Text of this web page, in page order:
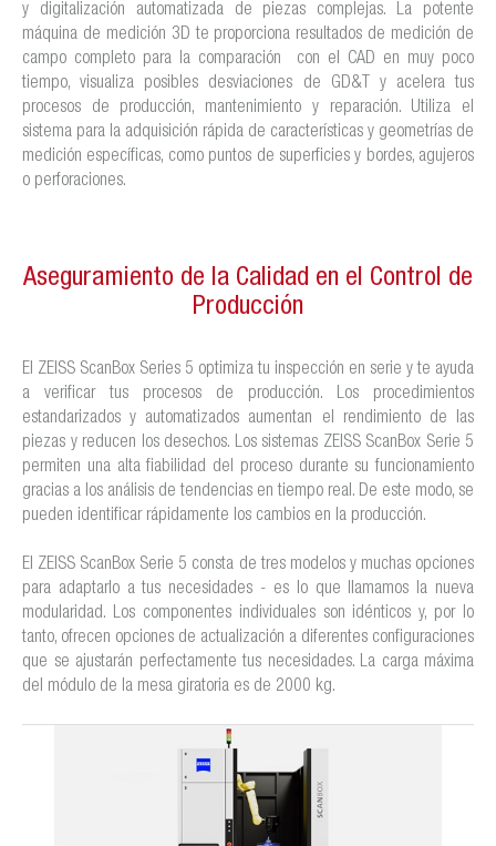
y digitalización automatizada de piezas complejas. La potente
máquina de medición 3D te proporciona resultados de medición de
campo completo para la comparación con el CAD en muy poco
tiempo, visualiza posibles desviaciones de GD&T y acelera tus
procesos de producción, mantenimiento y reparación. Utiliza el
sistema para la adquisición rápida de características y geometrías de
medición específicas, como puntos de superficies y bordes, agujeros
o perforaciones.
Aseguramiento de la Calidad en el Control de
Producción
El ZEISS ScanBox Series 5 optimiza tu inspección en serie y te ayuda
a verificar tus procesos de producción. Los procedimientos
estandarizados y automatizados aumentan el rendimiento de las
piezas y reducen los desechos. Los sistemas ZEISS ScanBox Serie 5
permiten una alta fiabilidad del proceso durante su funcionamiento
gracias a los análisis de tendencias en tiempo real. De este modo, se
pueden identificar rápidamente los cambios en la producción.
El ZEISS ScanBox Serie 5 consta de tres modelos y muchas opciones
para adaptarlo a tus necesidades - es lo que llamamos la nueva
modularidad. Los componentes individuales son idénticos y, por lo
tanto, ofrecen opciones de actualización a diferentes configuraciones
que se ajustarán perfectamente tus necesidades. La carga máxima
del módulo de la mesa giratoria es de 2000 kg.